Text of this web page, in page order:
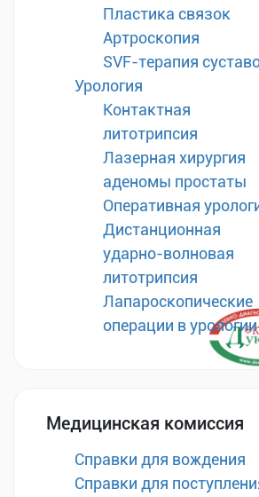
Пластика связок
Артроскопия
SVF-терапия
Урология
Контактная
литотрипсия
Лазерная хирургия
аденомы простаты
Оперативная
Дистанционная
ударно-волновая
литотрипсия
Лапароскопические
операции в урологии
Медицинская комиссия
Справки для вождения
Справки для